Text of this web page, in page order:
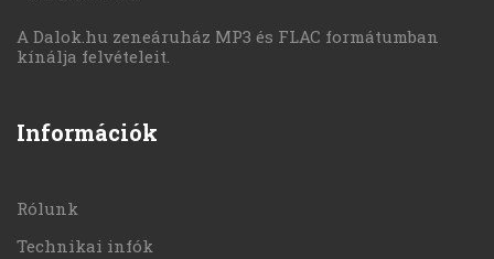
A Dalok.hu zeneáruház MP3 és FLAC formátumban
kínálja felvételeit.
Információk
Rólunk
Technikai infók